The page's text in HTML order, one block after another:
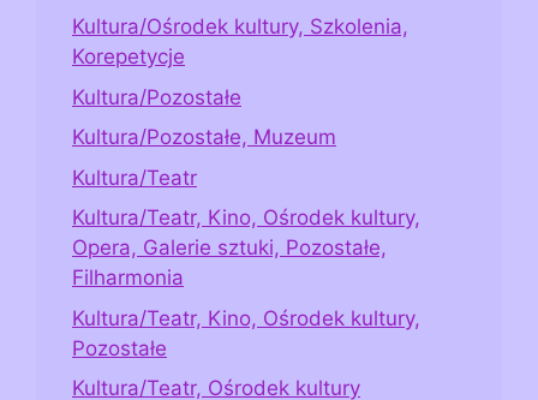
Kultura/Ośrodek kultury, Szkolenia,
Korepetycje
Kultura/Pozostałe
Kultura/Pozostałe, Muzeum
Kultura/Teatr
Kultura/Teatr, Kino, Ośrodek kultury,
Opera, Galerie sztuki, Pozostałe,
Filharmonia
Kultura/Teatr, Kino, Ośrodek kultury,
Pozostałe
Kultura/Teatr, Ośrodek kultury